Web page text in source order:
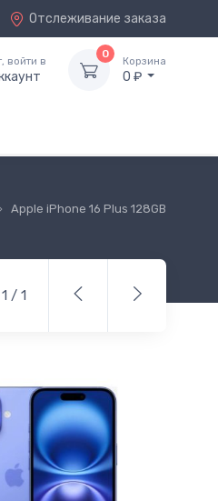
Отслеживание заказа
войти в
0
Корзина
0 ₽
Apple iPhone 16 Plus 128GB
/ 1